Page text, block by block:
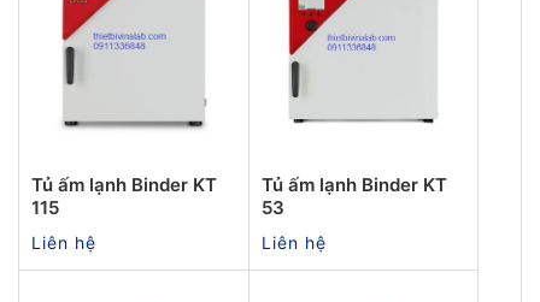
Tủ ấm lạnh Binder KT
115
Liên hệ
Tủ ấm lạnh Binder KT
53
Liên hệ